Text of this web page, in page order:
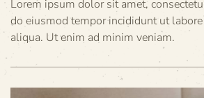
Lorem ipsum dolor sit amet,
do eiusmod tempor incididunt ut
aliqua. Ut enim ad minim veniam.